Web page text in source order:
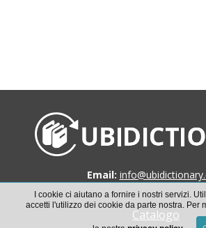
Email:
Catalogo
I cookie ci aiutano a fornire i nostri servizi.
accetti l'utilizzo dei cookie da parte nostra. Per